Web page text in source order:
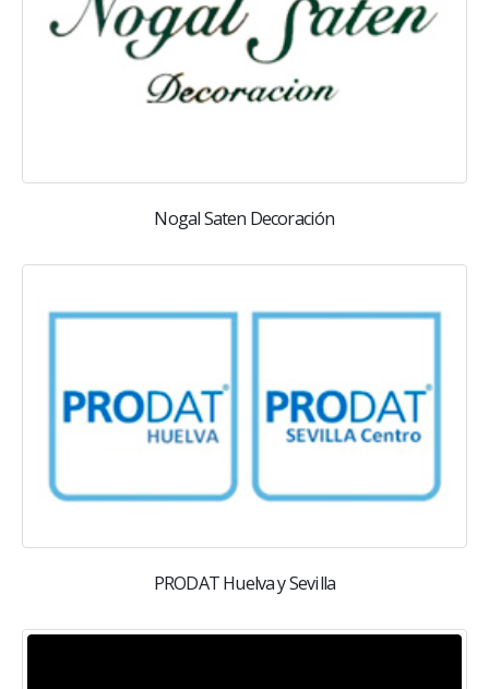
Nogal Saten Decoración
PRODAT Huelva y Sevilla